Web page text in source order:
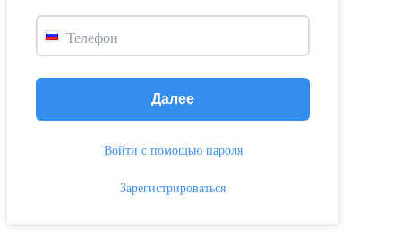
Телефон
Далее
Войти с помощью пароля
Зарегистрироваться